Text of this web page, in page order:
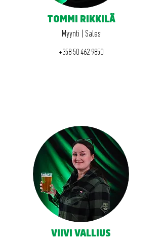
TOMMI RIKKILÄ
Myynti | Sales
+358 50 462 9850
VIIVI VALLIUS